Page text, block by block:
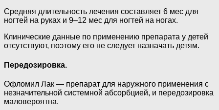
Средняя длительность лечения составляет 6 мес для
ногтей на руках и 9–12 мес для ногтей на ногах.
Клинические данные по применению препарата у детей
отсутствуют, поэтому его не следует назначать детям.
Передозировка.
Офломил Лак — препарат для наружного применения с
незначительной системной абсорбцией, и передозировка
маловероятна.